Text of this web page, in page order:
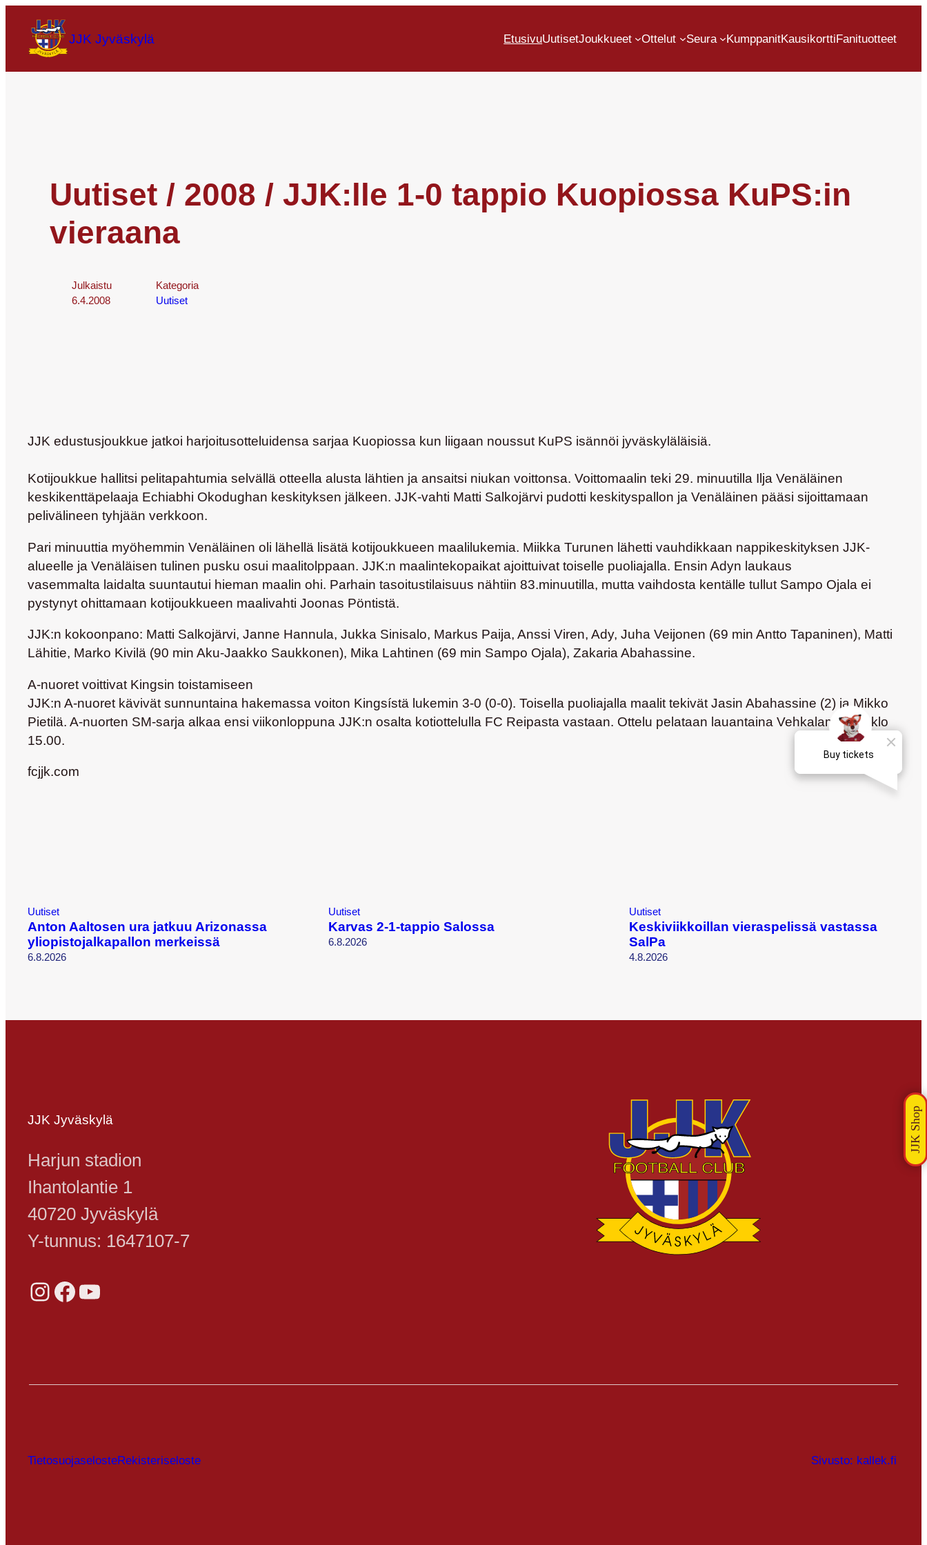
JJK Jyväskylä EtusivuUutisetJoukkueet Ottelut Seura KumppanitKausikorttiFanituotteet
Uutiset / 2008 / JJK:lle 1-0 tappio Kuopiossa KuPS:in
vieraana
Julkaistu
6.4.2008
Kategoria
Uutiset
JJK edustusjoukkue jatkoi harjoitusotteluidensa sarjaa Kuopiossa kun liigaan noussut KuPS isännöi jyväskyläläisiä.
Kotijoukkue hallitsi pelitapahtumia selvällä otteella alusta lähtien ja ansaitsi niukan voittonsa. Voittomaalin teki 29. minuutilla Ilja Venäläinen
keskikenttäpelaaja Echiabhi Okodughan keskityksen jälkeen. JJK-vahti Matti Salkojärvi pudotti keskityspallon ja Venäläinen pääsi sijoittamaan
pelivälineen tyhjään verkkoon.
Pari minuuttia myöhemmin Venäläinen oli lähellä lisätä kotijoukkueen maalilukemia. Miikka Turunen lähetti vauhdikkaan nappikeskityksen JJK-
alueelle ja Venäläisen tulinen pusku osui maalitolppaan. JJK:n maalintekopaikat ajoittuivat toiselle puoliajalla. Ensin Adyn laukaus
vasemmalta laidalta suuntautui hieman maalin ohi. Parhain tasoitustilaisuus nähtiin 83.minuutilla, mutta vaihdosta kentälle tullut Sampo Ojala ei
pystynyt ohittamaan kotijoukkueen maalivahti Joonas Pöntistä.
JJK:n kokoonpano: Matti Salkojärvi, Janne Hannula, Jukka Sinisalo, Markus Paija, Anssi Viren, Ady, Juha Veijonen (69 min Antto Tapaninen), Matti
Lähitie, Marko Kivilä (90 min Aku-Jaakko Saukkonen), Mika Lahtinen (69 min Sampo Ojala), Zakaria Abahassine.
A-nuoret voittivat Kingsin toistamiseen
JJK:n A-nuoret kävivät sunnuntaina hakemassa voiton Kingsístä lukemin 3-0 (0-0). Toisella puoliajalla maalit tekivät Jasin Abahassine (2) ja Mikko
Pietilä. A-nuorten SM-sarja alkaa ensi viikonloppuna JJK:n osalta kotiottelulla FC Reipasta vastaan. Ottelu pelataan lauantaina Vehkalammella klo
15.00.
fcjjk.com
Uutiset
Anton Aaltosen ura jatkuu Arizonassa
yliopistojalkapallon merkeissä
6.8.2026
Uutiset
Karvas 2-1-tappio Salossa
6.8.2026
Uutiset
Keskiviikkoillan vieraspelissä vastassa
SalPa
4.8.2026
JJK Jyväskylä
Harjun stadion
Ihantolantie 1
40720 Jyväskylä
Y-tunnus: 1647107-7
Instagram Facebook YouTube
TietosuojaselosteRekisteriseloste Sivusto: kallek.fi